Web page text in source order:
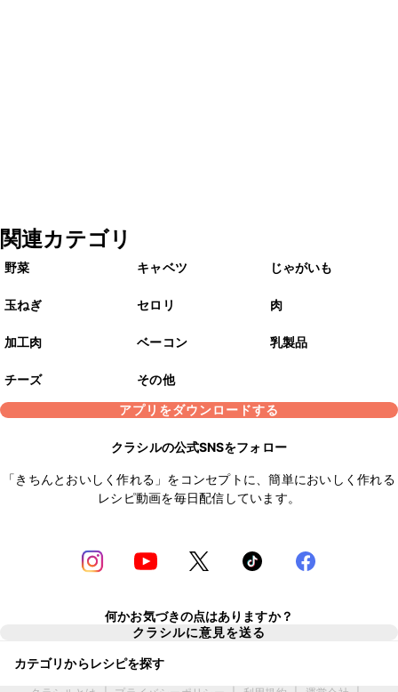
関連カテゴリ
野菜 キャベツ じゃがいも
玉ねぎ セロリ 肉
加工肉 ベーコン 乳製品
チーズ
その他
アプリをダウンロードする
クラシルの公式SNSをフォロー
「きちんとおいしく作れる」をコンセプトに、簡単においしく作れる
レシピ動画を毎日配信しています。
何かお気づきの点はありますか？
クラシルに意見を送る
カテゴリからレシピを探す